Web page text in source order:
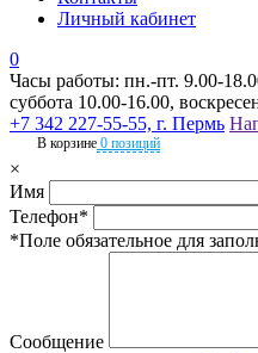
Личный кабинет
0
Часы работы: пн.-пт. 9.00-
суббота 10.00-16.00,
+7 342 227-55-55, г. Пермь
В корзине 0 позиций
×
Имя
Телефон*
*Поле обязательное для
Сообщение